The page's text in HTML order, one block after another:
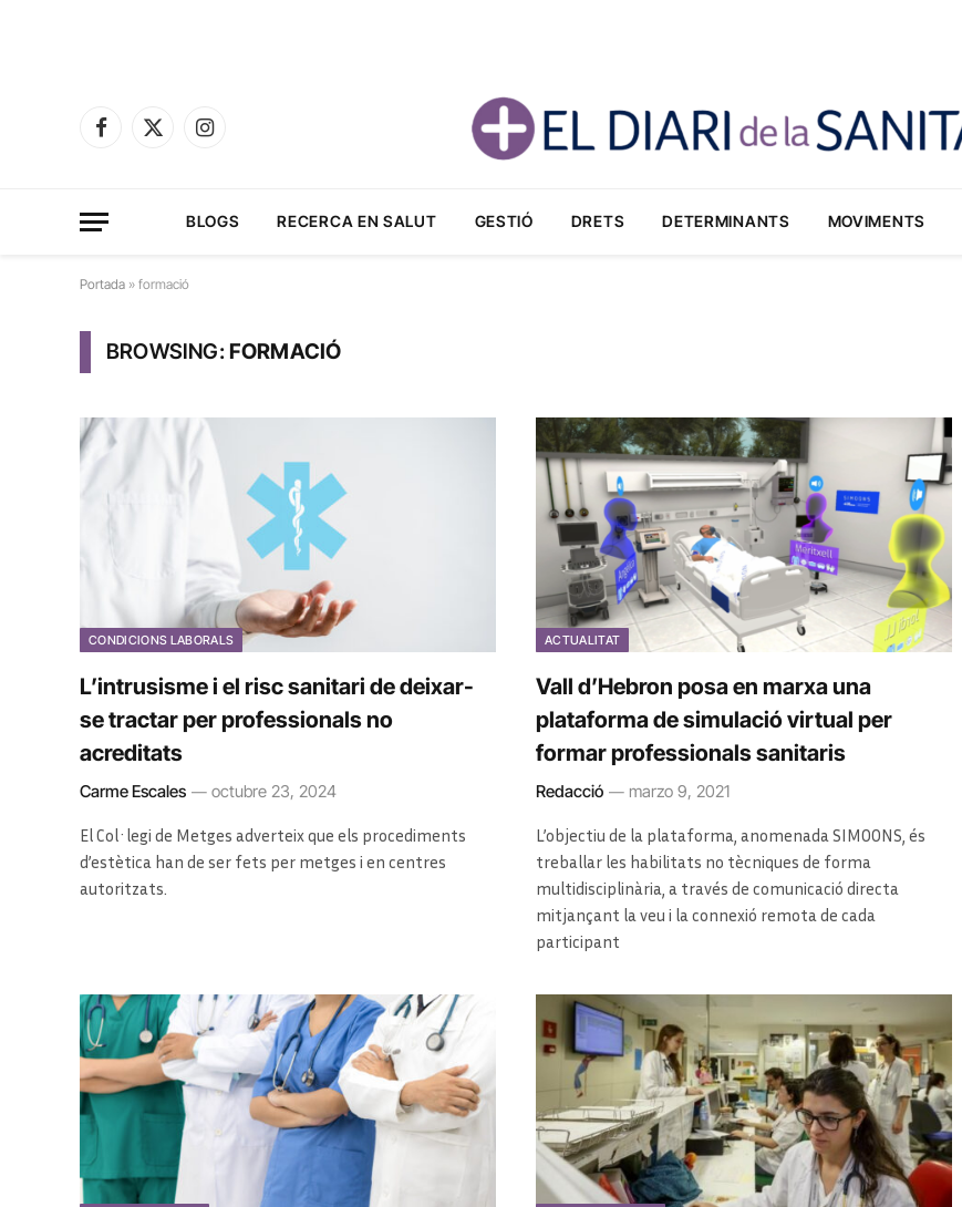
Facebook
X
Instagram
BLOGS RECERCA EN SALUT GESTIÓ DRETS DETERMINANTS MOVIMENTS
Portada » formació
BROWSING:FORMACIÓ
CONDICIONS LABORALS
L’intrusisme i el risc sanitari de deixar-
se tractar per professionals no
acreditats
Carme Escales octubre 23, 2024
El Col·legi de Metges adverteix que els procediments
d’estètica han de ser fets per metges i en centres
autoritzats.
ACTUALITAT
Vall d’Hebron posa en marxa una
plataforma de simulació virtual per
formar professionals sanitaris
Redacció marzo 9, 2021
L’objectiu de la plataforma, anomenada SIMOONS, és
treballar les habilitats no tècniques de forma
multidisciplinària, a través de comunicació directa
mitjançant la veu i la connexió remota de cada
participant